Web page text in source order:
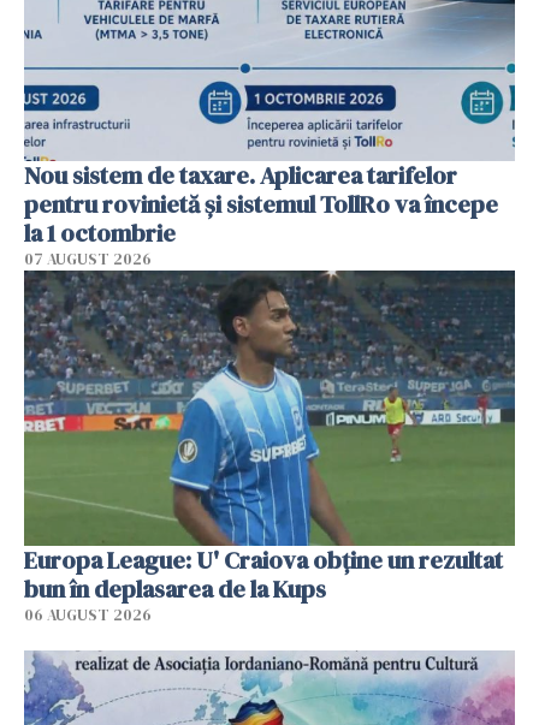
Nou sistem de taxare. Aplicarea tarifelor
pentru rovinietă şi sistemul TollRo va începe
la 1 octombrie
07 AUGUST 2026
Europa League: U' Craiova obține un rezultat
bun în deplasarea de la Kups
06 AUGUST 2026